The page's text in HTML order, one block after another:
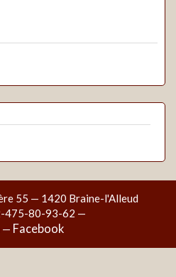
55 — 1420 Braine-l'Alleud
475-80-93-62 —
— Facebook